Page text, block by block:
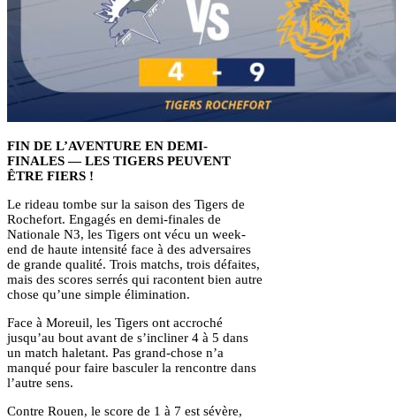
FIN DE L’AVENTURE EN DEMI-
FINALES — LES TIGERS PEUVENT
ÊTRE FIERS !
Le rideau tombe sur la saison des Tigers de
Rochefort. Engagés en demi-finales de
Nationale N3, les Tigers ont vécu un week-
end de haute intensité face à des adversaires
de grande qualité. Trois matchs, trois défaites,
mais des scores serrés qui racontent bien autre
chose qu’une simple élimination.
Face à Moreuil, les Tigers ont accroché
jusqu’au bout avant de s’incliner 4 à 5 dans
un match haletant. Pas grand-chose n’a
manqué pour faire basculer la rencontre dans
l’autre sens.
Contre Rouen, le score de 1 à 7 est sévère,